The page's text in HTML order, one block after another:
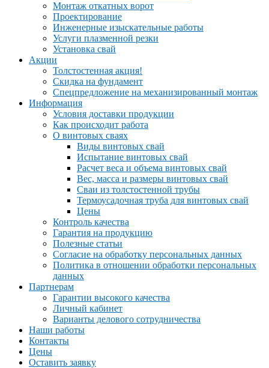
Монтаж откатных ворот
Проектирование
Инженерные изыскательные работы
Услуги плазменной резки
Установка свай
Акции
Толстостенная акция!
Скидка на фундамент
Спецпредложение на механизированный монтаж
Информация
Условия доставки продукции
Как происходит работа
О винтовых сваях
Виды винтовых свай
Испытание винтовых свай
Расчет веса и объема винтовых свай
Вес, масса и размеры винтовых свай
Сваи из толстостенной трубы
Термоусадочная труба для винтовых свай
Цены
Контроль качества
Гарантия на продукцию
Полезные статьи
Согласие на обработку персональных данных
Политика в отношении обработки персональных
данных
Партнерам
Гарантии высокого качества
Личный кабинет
Варианты делового сотрудничества
Наши работы
Контакты
Цены
Оставить заявку